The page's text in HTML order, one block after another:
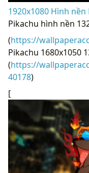
1920x1080 Hình
Pikachu hình nền
(https://
Pikachu 1680x1050
(https://
40178)
[